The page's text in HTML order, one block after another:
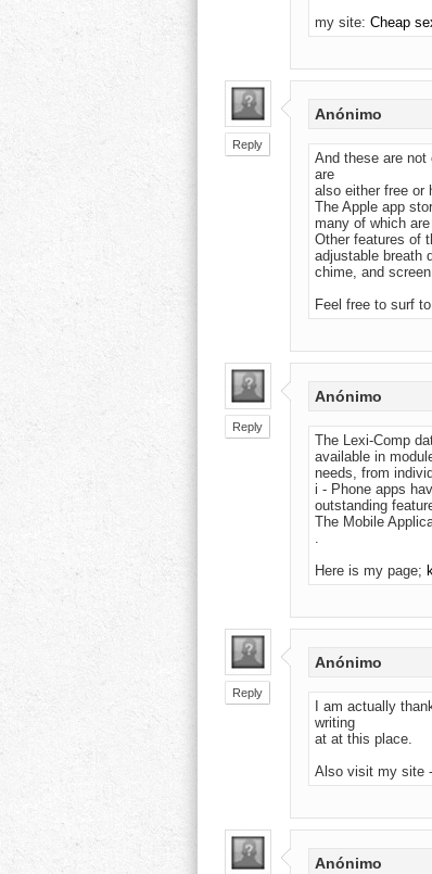
my site: Cheap
Reply
Anónimo
And these are
are
also either free or
The Apple app
many of which
Other features of
adjustable breath
chime, and
Feel free to surf
Reply
Anónimo
The Lexi-Comp
available in
needs, from
i - Phone apps
outstanding
The Mobile
.
Here is my page;
Reply
Anónimo
I am actually
writing
at at this place.
Also visit my site -
Anónimo